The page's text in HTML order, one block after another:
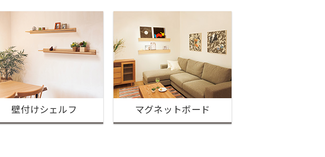
壁付けシェルフ マグネットボード